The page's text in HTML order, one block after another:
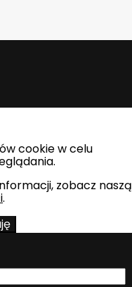
cookie w celu
zobacz naszą
.